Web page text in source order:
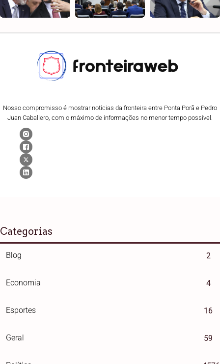
Nosso compromisso é mostrar notícias da fronteira entre Ponta Porã e Pedro
Juan Caballero, com o máximo de informações no menor tempo possível.
Categorias
Blog 2
Economia 4
Esportes 16
Geral 59